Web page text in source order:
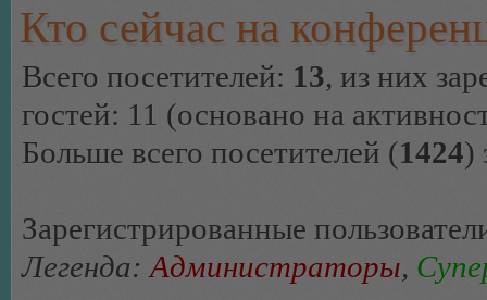
Кто сейчас на
Всего посетителей: 13, из них
гостей: 11 (основано на
Больше всего посетителей (1424)
Зарегистрированные
Легенда: Администраторы,